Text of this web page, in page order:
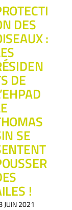
DES
:
DE
SE
!
JUIN 2021